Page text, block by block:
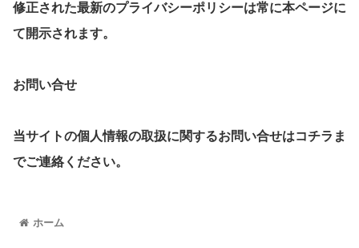
修正された最新のプライバシーポリシーは常に本ページに
て開示されます。
お問い合せ
当サイトの個人情報の取扱に関するお問い合せはコチラま
でご連絡ください。
ホーム